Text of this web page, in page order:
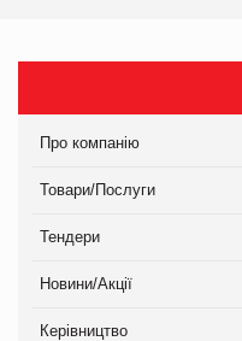
Про компанію
Товари/Послуги
Тендери
Новини/Акції
Керівництво